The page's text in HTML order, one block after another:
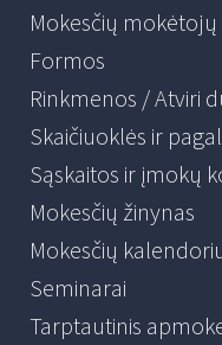
Mokesčių
Formos
Rinkmenos / Atviri
Skaičiuoklės ir
Sąskaitos ir įmokų
Mokesčių žinynas
Mokesčių
Seminarai
Tarptautinis